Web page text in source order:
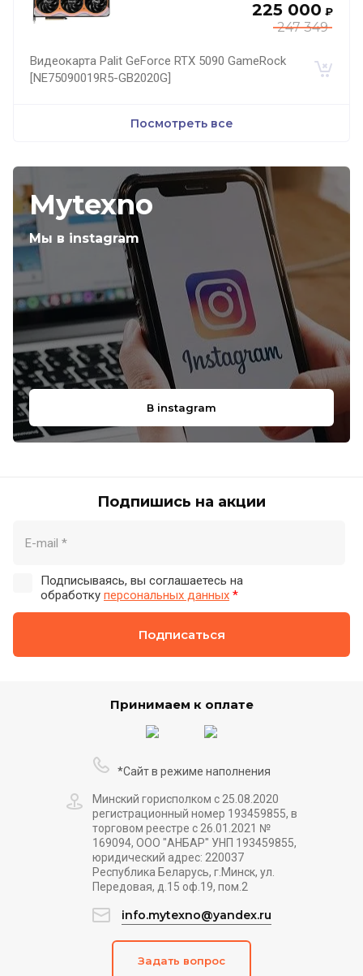
247 349
225 000 ₽
Видеокарта Palit GeForce RTX 5090 GameRock
[NE75090019R5-GB2020G]
Посмотреть все
Mytexno
Мы в instagram
В instagram
Подпишись на акции
Подписываясь, вы соглашаетесь на
обработку персональных данных *
Подписаться
Принимаем к оплате
*Сайт в режиме наполнения
Минский горисполком с 25.08.2020
регистрационный номер 193459855, в
торговом реестре с 26.01.2021 №
169094, ООО "АНБАР" УНП 193459855,
юридический адрес: 220037
Республика Беларусь, г.Минск, ул.
Передовая, д.15 оф.19, пом.2
info.mytexno@yandex.ru
Задать вопрос